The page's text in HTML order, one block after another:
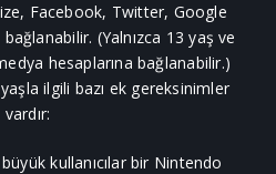
Facebook, Twitter, Google
(Yalnızca 13 yaş ve
hesaplarına bağlanabilir.)
ilgili bazı ek gereksinimler
vardır:
kullanıcılar bir Nintendo